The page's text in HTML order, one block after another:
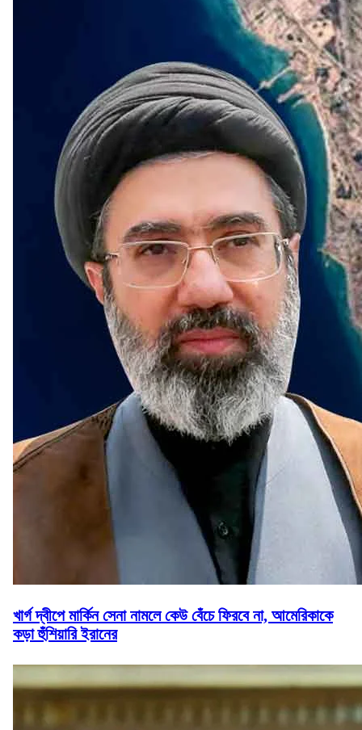
খার্গ দ্বীপে মার্কিন সেনা নামলে কেউ বেঁচে ফিরবে না, আমেরিকাকে
কড়া হুঁশিয়ারি ইরানের